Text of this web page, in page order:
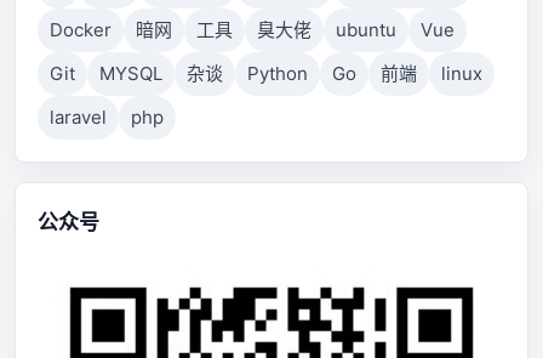
Docker
暗网 工具 臭大佬 ubuntu
Vue
Git
MYSQL 杂谈 Python Go 前端
linux
laravel
php
公众号